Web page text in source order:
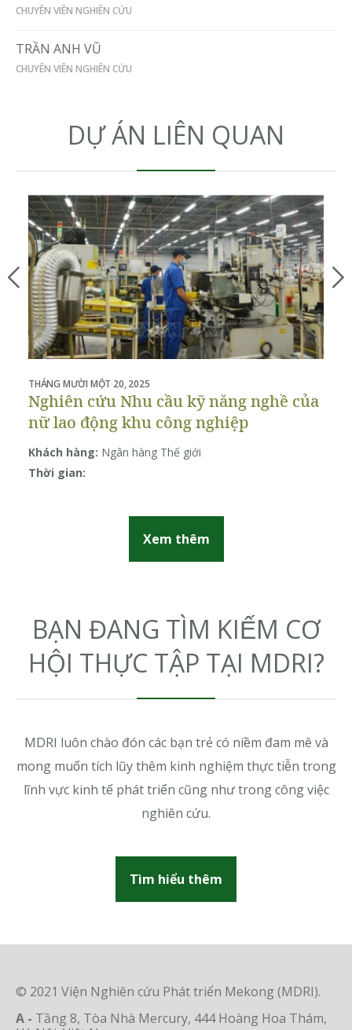
CHUYÊN VIÊN NGHIÊN CỨU
TRẦN ANH VŨ
CHUYÊN VIÊN NGHIÊN CỨU
DỰ ÁN LIÊN QUAN
THÁNG MƯỜI MỘT 20, 2025
Nghiên cứu Nhu cầu kỹ năng nghề của
nữ lao động khu công nghiệp
Khách hàng: Ngân hàng Thế giới
Thời gian:
Xem thêm
BẠN ĐANG TÌM KIẾM CƠ
HỘI THỰC TẬP TẠI MDRI?
MDRI luôn chào đón các bạn trẻ có niềm đam mê và
mong muốn tích lũy thêm kinh nghiệm thực tiễn trong
lĩnh vực kinh tế phát triển cũng như trong công việc
nghiên cứu.
Tìm hiểu thêm
© 2021 Viện Nghiên cứu Phát triển Mekong (MDRI).
A - Tầng 8, Tòa Nhà Mercury, 444 Hoàng Hoa Thám,